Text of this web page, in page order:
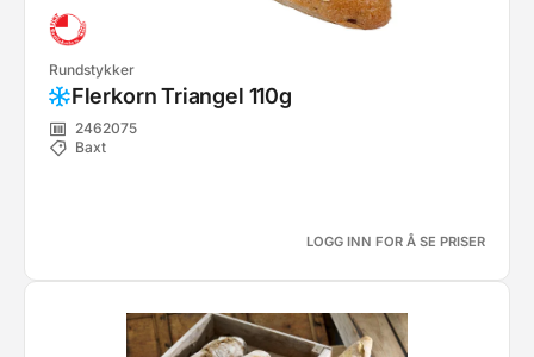
Rundstykker
Flerkorn Triangel 110g
2462075
Baxt
LOGG INN FOR Å SE PRISER